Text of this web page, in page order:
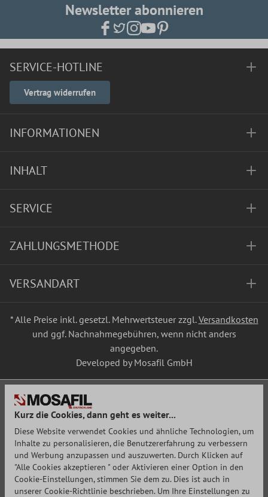
Newsletter abonnieren
SERVICE-HOTLINE
Vertrag widerrufen
INFORMATIONEN
INHALT
SERVICE
ZAHLUNGSMETHODE
VERSANDART
* Alle Preise inkl. gesetzl. Mehrwertsteuer zzgl.Versandkosten
und ggf. Nachnahmegebühren, wenn nicht anders
angegeben.
Developed by Mosafil GmbH
Kurz die Cookies, dann geht es weiter...
Diese Website verwendet Cookies und ähnliche Technologien, um
Inhalte zu personalisieren, die Benutzererfahrung zu verbessern
und Werbung anzupassen und auszuwerten. Durch Klicken auf
"Alle Cookies akzeptieren " oder Aktivieren einer Option in den
Cookie-Einstellungen, stimmen Sie dem zu. Dies ist auch in
unserer Cookie-Richtlinie beschrieben. Um Ihre Einstellungen zu